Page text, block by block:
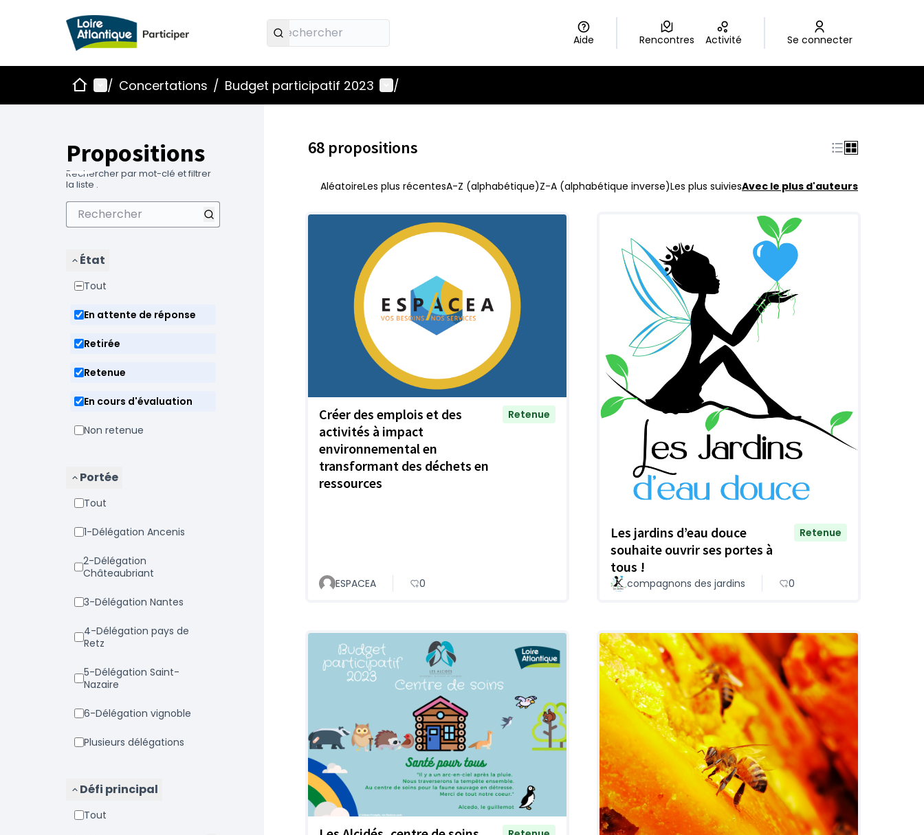
Aide Rencontres Activité Se connecter
AccueilMenu principal
/ Concertations / Budget participatif 2023 Menu utilisateur
/
Propositions
Rechercher par mot-clé et filtrer
la liste .
État
Tout
En attente de réponse
Retirée
Retenue
En cours d'évaluation
Non retenue
Portée
Tout
1-Délégation Ancenis
2-Délégation
Châteaubriant
3-Délégation Nantes
4-Délégation pays de
Retz
5-Délégation Saint-
Nazaire
6-Délégation vignoble
Plusieurs délégations
Défi principal
Tout
68 propositions
AléatoireLes plus récentesA-Z (alphabétique)Z-A (alphabétique inverse)Les plus suiviesAvec le plus d'auteurs
Créer des emplois et des
activités à impact
environnemental en
transformant des déchets en
ressources
Retenue
ESPACEA 0
Les jardins d’eau douce
souhaite ouvrir ses portes à
tous !
Retenue
compagnons des jardins 0